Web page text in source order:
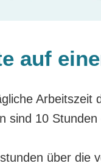
auf
Arbeitszeit
sind 10
über die